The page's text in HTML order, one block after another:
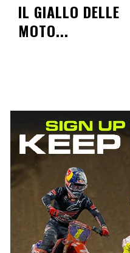
IL GIALLO DELLE
MOTO...